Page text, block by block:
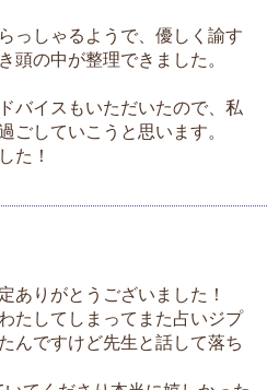
っしゃるようで、優しく諭す
頭の中が整理できました。
バイスもいただいたので、私
ごしていこうと思います。
た！
ありがとうございました！
たしてしまってまた占いジプ
んですけど先生と話して落ち